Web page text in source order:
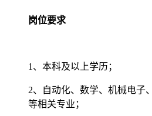
岗位要求
1、本科及以上学历；
2、自动化、数学、机械电子
等相关专业；